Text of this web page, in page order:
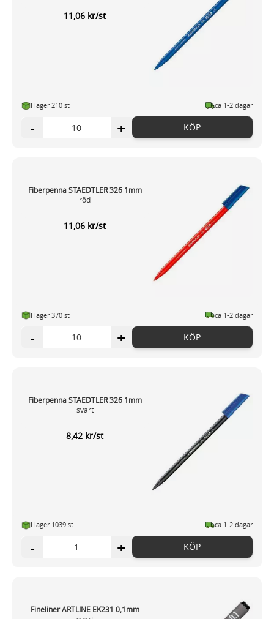
11,06 kr/st
I lager 210 st ca 1-2 dagar
- + KÖP
Fiberpenna STAEDTLER 326 1mm
röd
11,06 kr/st
I lager 370 st ca 1-2 dagar
- + KÖP
Fiberpenna STAEDTLER 326 1mm
svart
8,42 kr/st
I lager 1039 st ca 1-2 dagar
- + KÖP
Fineliner ARTLINE EK231 0,1mm